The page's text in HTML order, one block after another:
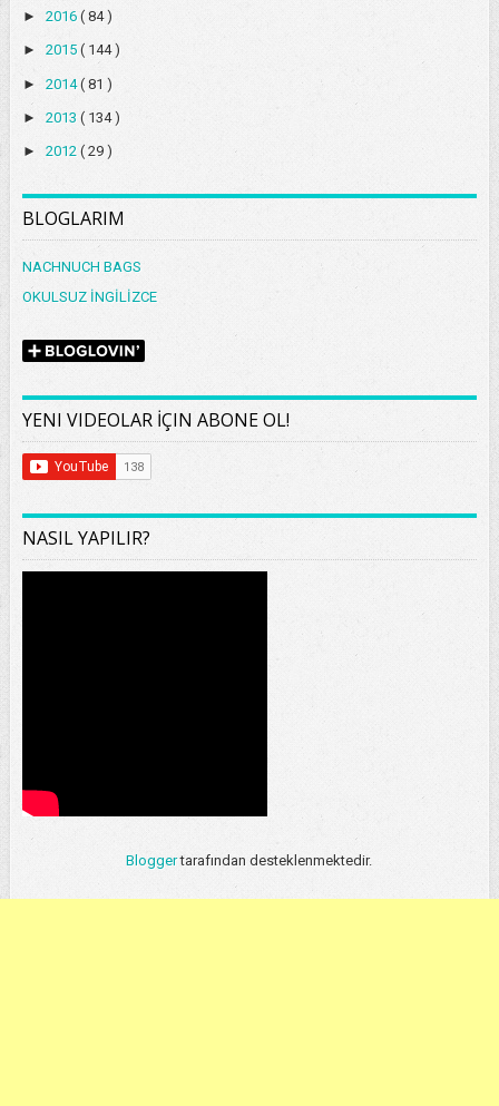
► 2016 ( 84 )
► 2015 ( 144 )
► 2014( 81 )
► 2013 ( 134 )
► 2012 ( 29 )
BLOGLARIM
NACHNUCH BAGS
OKULSUZ İNGİLİZCE
YENI VIDEOLAR İÇIN ABONE OL!
NASIL YAPILIR?
Bloggertarafından desteklenmektedir.